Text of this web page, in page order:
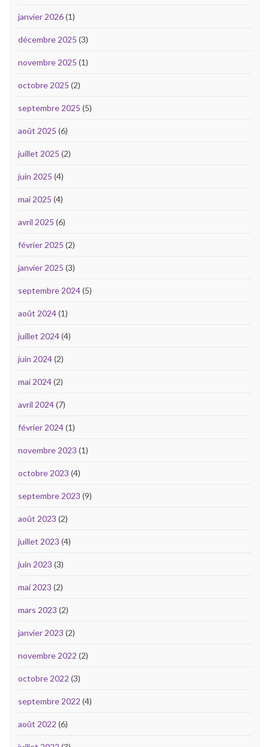
janvier 2026(1)
décembre 2025 (3)
novembre 2025 (1)
octobre 2025 (2)
septembre 2025 (5)
août 2025 (6)
juillet 2025 (2)
juin 2025 (4)
mai 2025 (4)
avril 2025 (6)
février 2025 (2)
janvier 2025 (3)
septembre 2024(5)
août 2024(1)
juillet 2024(4)
juin 2024(2)
mai 2024(2)
avril 2024(7)
février 2024(1)
novembre 2023 (1)
octobre 2023 (4)
septembre 2023 (9)
août 2023 (2)
juillet 2023 (4)
juin 2023 (3)
mai 2023 (2)
mars 2023 (2)
janvier 2023 (2)
novembre 2022 (2)
octobre 2022 (3)
septembre 2022 (4)
août 2022 (6)